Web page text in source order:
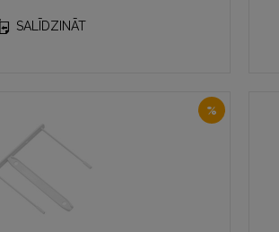
SALĪDZINĀT
%